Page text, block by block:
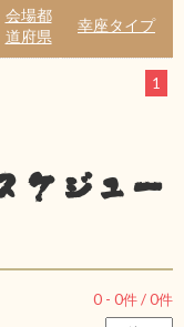
会場都
道府県
幸座タイプ
1
ケジュー
0 - 0件 /0件